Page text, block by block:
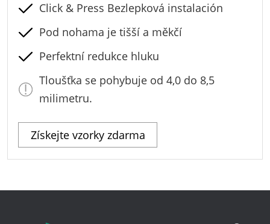
Click & Press Bezlepková instalación
Pod nohama je tišší a měkčí
Perfektní redukce hluku
Tloušťka se pohybuje od 4,0 do 8,5
milimetru.
Získejte vzorky zdarma